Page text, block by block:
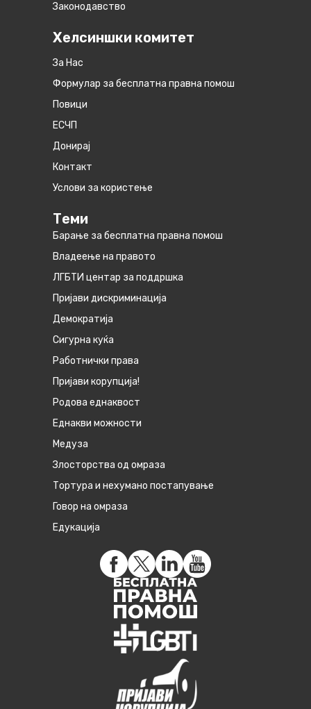
Законодавство
Хелсиншки комитет
За Нас
Формулар за бесплатна правна помош
Повици
ЕСЧП
Донирај
Контакт
Услови за користење
Теми
Барање за бесплатна правна помош
Владеење на правото
ЛГБТИ центар за поддршка
Пријави дискриминација
Демократија
Сигурна куќа
Работнички права
Пријави корупција!
Родова еднаквост
Eднакви можности
Медуза
Злосторства од омраза
Тортура и нехумано постапување
Говор на омраза
Едукација